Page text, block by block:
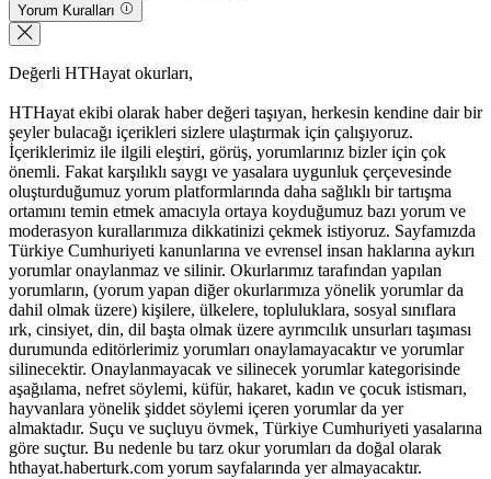
Yorum Kuralları
Değerli HTHayat okurları,
HTHayat ekibi olarak haber değeri taşıyan, herkesin kendine dair bir
şeyler bulacağı içerikleri sizlere ulaştırmak için çalışıyoruz.
İçeriklerimiz ile ilgili eleştiri, görüş, yorumlarınız bizler için çok
önemli. Fakat karşılıklı saygı ve yasalara uygunluk çerçevesinde
oluşturduğumuz yorum platformlarında daha sağlıklı bir tartışma
ortamını temin etmek amacıyla ortaya koyduğumuz bazı yorum ve
moderasyon kurallarımıza dikkatinizi çekmek istiyoruz. Sayfamızda
Türkiye Cumhuriyeti kanunlarına ve evrensel insan haklarına aykırı
yorumlar onaylanmaz ve silinir. Okurlarımız tarafından yapılan
yorumların, (yorum yapan diğer okurlarımıza yönelik yorumlar da
dahil olmak üzere) kişilere, ülkelere, topluluklara, sosyal sınıflara
ırk, cinsiyet, din, dil başta olmak üzere ayrımcılık unsurları taşıması
durumunda editörlerimiz yorumları onaylamayacaktır ve yorumlar
silinecektir. Onaylanmayacak ve silinecek yorumlar kategorisinde
aşağılama, nefret söylemi, küfür, hakaret, kadın ve çocuk istismarı,
hayvanlara yönelik şiddet söylemi içeren yorumlar da yer
almaktadır. Suçu ve suçluyu övmek, Türkiye Cumhuriyeti yasalarına
göre suçtur. Bu nedenle bu tarz okur yorumları da doğal olarak
hthayat.haberturk.com yorum sayfalarında yer almayacaktır.